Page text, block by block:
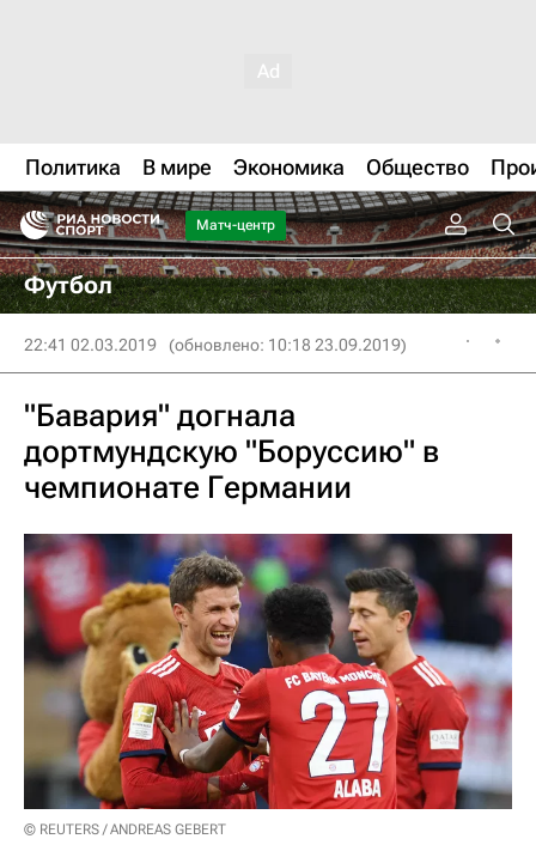
Политика В мире Экономика Общество
Матч-центр
Футбол
22:41 02.03.2019 (обновлено: 10:18 23.09.2019)
"Бавария" догнала
дортмундскую "Боруссию" в
чемпионате Германии
© REUTERS / ANDREAS GEBERT